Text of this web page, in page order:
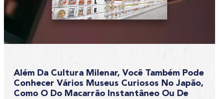
Além Da Cultura Milenar, Você Também Pode
Conhecer Vários Museus Curiosos No Japão,
Como O Do Macarrão Instantâneo Ou De